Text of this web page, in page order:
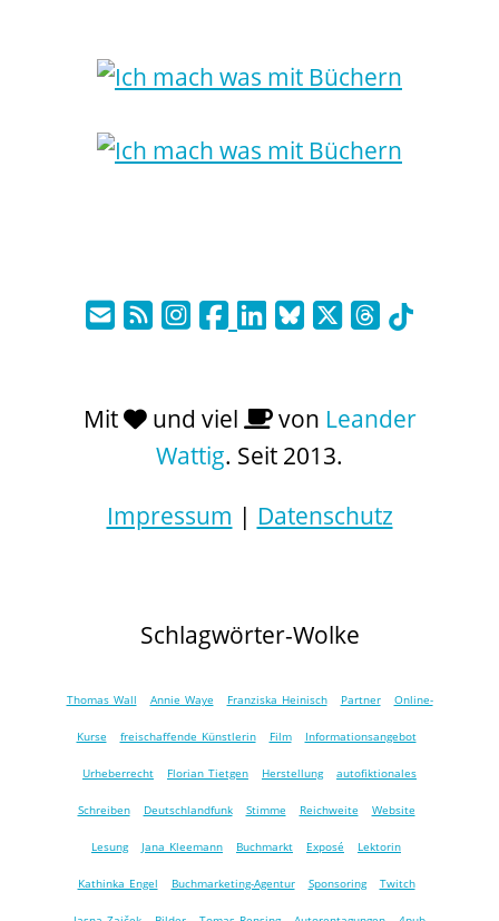
Mit und viel von Leander
Wattig. Seit 2013.
Impressum | Datenschutz
Schlagwörter-Wolke
Thomas Wall Annie Waye Franziska Heinisch Partner Online-
Kurse freischaffende Künstlerin Film Informationsangebot
Urheberrecht Florian Tietgen Herstellung autofiktionales
Schreiben Deutschlandfunk Stimme Reichweite Website
Lesung Jana Kleemann Buchmarkt Exposé Lektorin
Kathinka Engel Buchmarketing-Agentur Sponsoring Twitch